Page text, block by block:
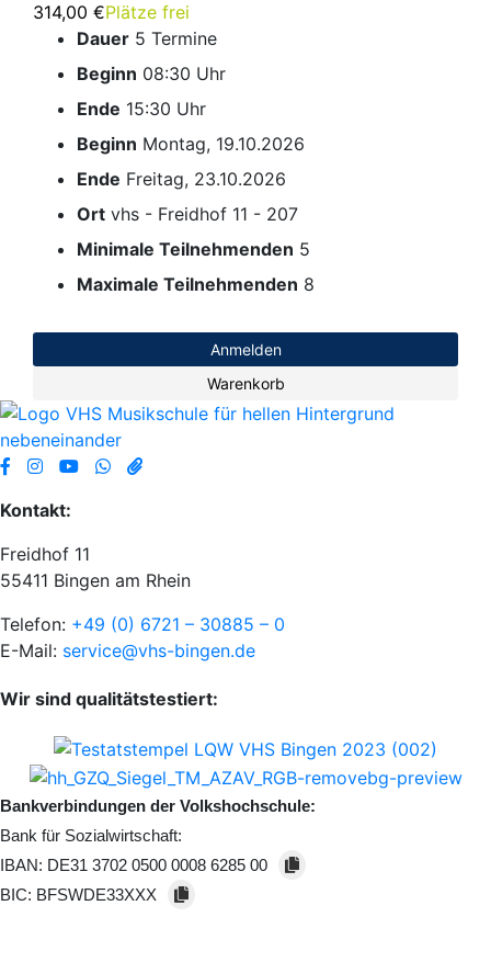
314,00 €Plätze frei
Dauer 5 Termine
Beginn 08:30 Uhr
Ende 15:30 Uhr
Beginn Montag, 19.10.2026
Ende Freitag, 23.10.2026
Ort vhs - Freidhof 11 - 207
Minimale Teilnehmenden 5
Maximale Teilnehmenden 8
Anmelden
Warenkorb
Kontakt:
Freidhof 11
55411 Bingen am Rhein
Telefon: +49 (0) 6721 – 30885 – 0
E-Mail: service@vhs-bingen.de
Wir sind qualitätstestiert:
Bankverbindungen der Volkshochschule:
Bank für Sozialwirtschaft:
IBAN: DE31 3702 0500 0008 6285 00
BIC: BFSWDE33XXX